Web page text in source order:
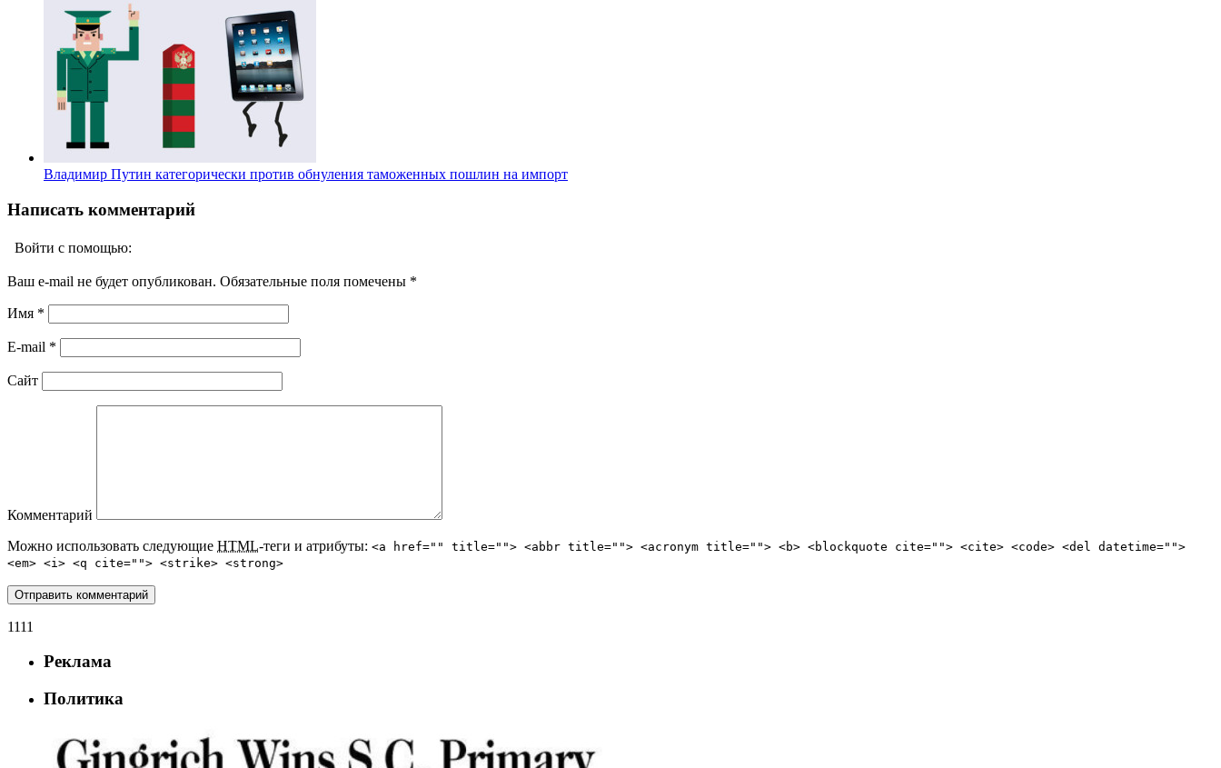
Владимир Путин категорически против обнуления таможенных пошлин на импорт
Написать комментарий
Войти с помощью:
Ваш e-mail не будет опубликован. Обязательные поля помечены *
Имя *
E-mail *
Сайт
Комментарий
Можно использовать следующие HTML-теги и атрибуты: <a href="" title=""> <abbr title=""> <acronym title=""> <b> <blockquote cite=""> <cite> <code> <del datetime="">
<em> <i> <q cite=""> <strike> <strong>
1111
Реклама
Политика